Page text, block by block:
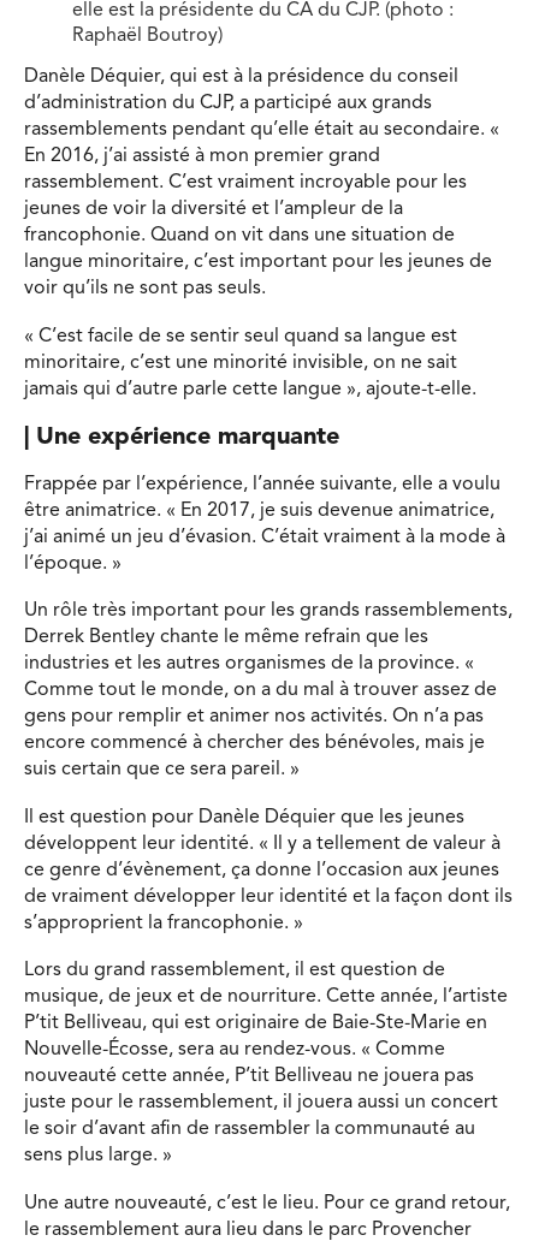
elle est la présidente du CA du CJP. (photo :
Raphaël Boutroy)
Danèle Déquier, qui est à la présidence du conseil
d’administration du CJP, a participé aux grands
rassemblements pendant qu’elle était au secondaire. «
En 2016, j’ai assisté à mon premier grand
rassemblement. C’est vraiment incroyable pour les
jeunes de voir la diversité et l’ampleur de la
francophonie. Quand on vit dans une situation de
langue minoritaire, c’est important pour les jeunes de
voir qu’ils ne sont pas seuls.
« C’est facile de se sentir seul quand sa langue est
minoritaire, c’est une minorité invisible, on ne sait
jamais qui d’autre parle cette langue », ajoute-t-elle.
Une expérience marquante
Frappée par l’expérience, l’année suivante, elle a voulu
être animatrice. « En 2017, je suis devenue animatrice,
j’ai animé un jeu d’évasion. C’était vraiment à la mode à
l’époque. »
Un rôle très important pour les grands rassemblements,
Derrek Bentley chante le même refrain que les
industries et les autres organismes de la province. «
Comme tout le monde, on a du mal à trouver assez de
gens pour remplir et animer nos activités. On n’a pas
encore commencé à chercher des bénévoles, mais je
suis certain que ce sera pareil. »
Il est question pour Danèle Déquier que les jeunes
développent leur identité. « Il y a tellement de valeur à
ce genre d’évènement, ça donne l’occasion aux jeunes
de vraiment développer leur identité et la façon dont ils
s’approprient la francophonie. »
Lors du grand rassemblement, il est question de
musique, de jeux et de nourriture. Cette année, l’artiste
P’tit Belliveau, qui est originaire de Baie-Ste-Marie en
Nouvelle-Écosse, sera au rendez-vous. « Comme
nouveauté cette année, P’tit Belliveau ne jouera pas
juste pour le rassemblement, il jouera aussi un concert
le soir d’avant afin de rassembler la communauté au
sens plus large. »
Une autre nouveauté, c’est le lieu. Pour ce grand retour,
le rassemblement aura lieu dans le parc Provencher